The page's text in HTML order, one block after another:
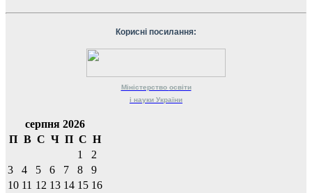
Корисні посилання:
Міністерство освіти
і науки України
серпня 2026
П В С Ч П С Н
1
2
3
4 5 6 7 8
9
10 11 12 13 14 15 16